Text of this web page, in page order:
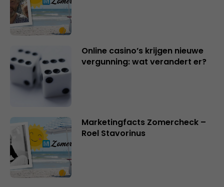
Online casino’s krijgen nieuwe
vergunning: wat verandert er?
Marketingfacts Zomercheck –
Roel Stavorinus